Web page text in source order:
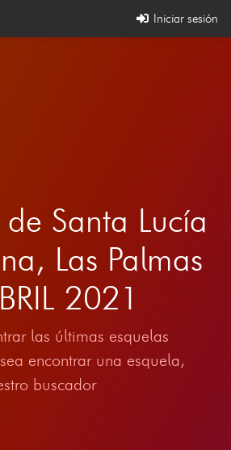
Iniciar sesión
de Santa Lucía
Las Palmas
2021
las últimas esquelas
encontrar una esquela,
buscador